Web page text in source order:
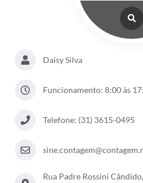
Daisy Silva
Funcionamento: 8:00 às
Telefone: (31) 3615-0495
Rua Padre Rossini